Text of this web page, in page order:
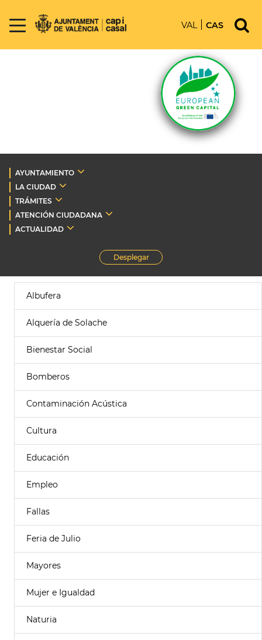
VAL CAS
AYUNTAMIENTO
LA CIUDAD
TRÁMITES
ATENCIÓN CIUDADANA
ACTUALIDAD
Desplegar
Albufera
Alquería de Solache
Bienestar Social
Bomberos
Contaminación Acústica
Cultura
Educación
Empleo
Fallas
Feria de Julio
Mayores
Mujer e Igualdad
Naturia